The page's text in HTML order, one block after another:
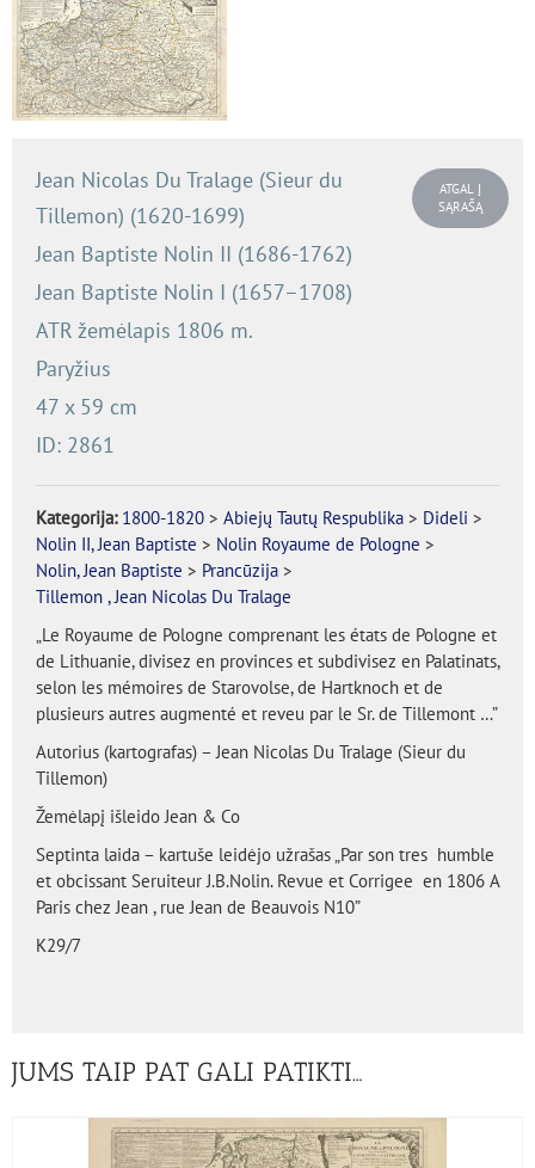
Jean Nicolas Du Tralage (Sieur du
Tillemon) (1620-1699)
Jean Baptiste Nolin II (1686-1762)
Jean Baptiste Nolin I (1657–1708)
ATR žemėlapis 1806 m.
Paryžius
47 x 59 cm
ID: 2861
ATGAL Į
SĄRAŠĄ
Kategorija: 1800-1820 > Abiejų Tautų Respublika > Dideli >
Nolin II, Jean Baptiste > Nolin Royaume de Pologne >
Nolin, Jean Baptiste > Prancūzija >
Tillemon , Jean Nicolas Du Tralage
„Le Royaume de Pologne comprenant les états de Pologne et
de Lithuanie, divisez en provinces et subdivisez en Palatinats,
selon les mémoires de Starovolse, de Hartknoch et de
plusieurs autres augmenté et reveu par le Sr. de Tillemont …”
Autorius (kartografas) –Jean Nicolas Du Tralage (Sieur du
Tillemon)
Žemėlapį išleido Jean & Co
Septinta laida – kartuše leidėjo užrašas „Par son tres humble
et obcissant Seruiteur J.B.Nolin. Revue et Corrigee en 1806 A
Paris chez Jean , rue Jean de Beauvois N10”
K29/7
JUMS TAIP PAT GALI PATIKTI…